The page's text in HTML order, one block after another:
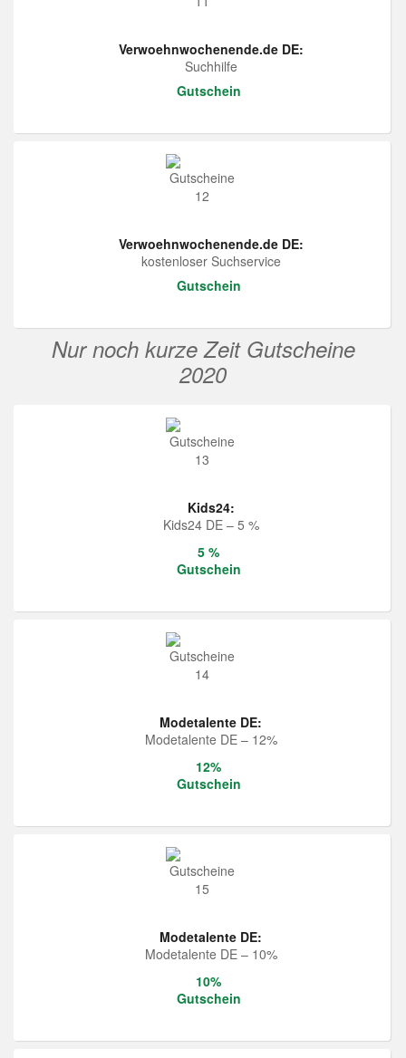
Verwoehnwochenende.de DE:
Suchhilfe
Gutschein
Verwoehnwochenende.de DE:
kostenloser Suchservice
Gutschein
Nur noch kurze Zeit Gutscheine
2020
Kids24:
Kids24 DE – 5 %
5 %
Gutschein
Modetalente DE:
Modetalente DE – 12%
12%
Gutschein
Modetalente DE:
Modetalente DE – 10%
10%
Gutschein